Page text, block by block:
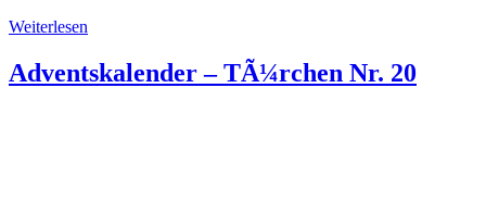
Weiterlesen
Adventskalender – TÃ¼rchen Nr. 20